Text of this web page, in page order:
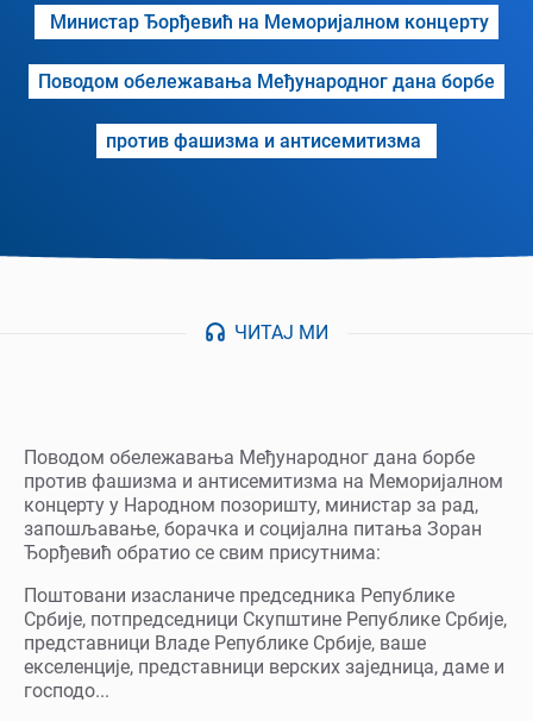
Министар Ђорђевић на Меморијалном концерту
Поводом обележавања Међународног дана борбе
против фашизма и антисемитизма
ЧИТАЈ МИ
Поводом обележавања Међународног дана борбе
против фашизма и антисемитизма на Меморијалном
концерту у Народном позоришту, министар за рад,
запошљавање, борачка и социјална питања Зоран
Ђорђевић обратио се свим присутнима:
Поштовани изасланиче председника Републике
Србије, потпредседници Скупштине Републике Србије,
представници Владе Републике Србије, ваше
екселенције, представници верских заједница, даме и
господо...